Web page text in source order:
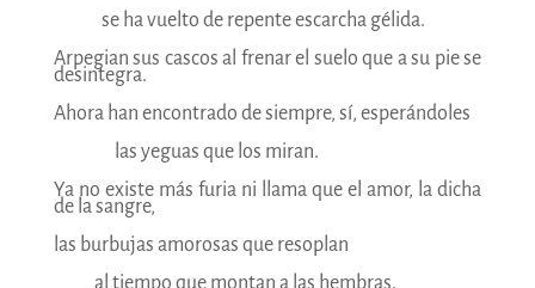
se ha vuelto de repente escarcha gélida.
Arpegian sus cascos al frenar el suelo que a su pie se
desintegra.
Ahora han encontrado de siempre, sí, esperándoles
las yeguas que los miran.
Ya no existe más furia ni llama que el amor, la dicha
de la sangre,
las burbujas amorosas que resoplan
al tiempo que montan a las hembras.